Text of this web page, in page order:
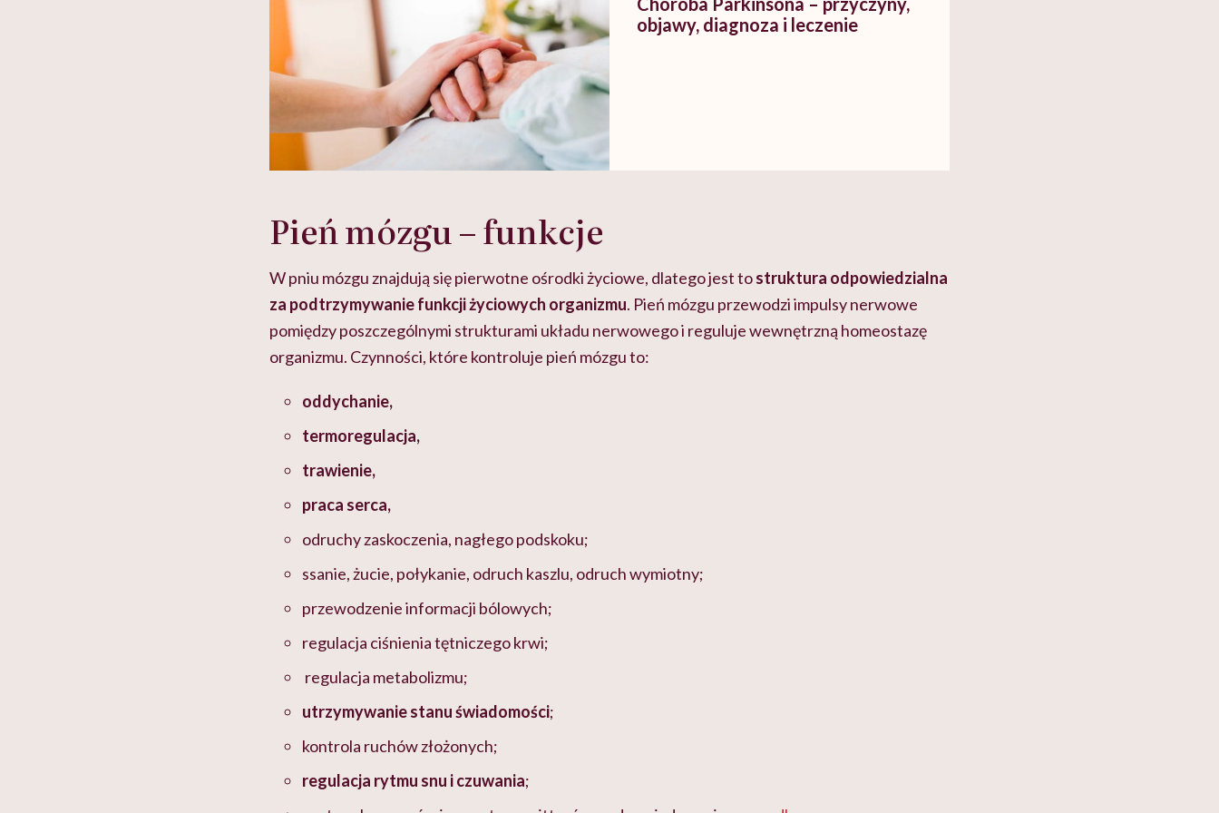
objawy, diagnoza i leczenie
Pień mózgu – funkcje
W pniu mózgu znajdują się pierwotne ośrodki życiowe, dlatego jest tostruktura odpowiedzialna
za podtrzymywanie funkcji życiowych organizmu. Pień mózgu przewodzi impulsy nerwowe
pomiędzy poszczególnymi strukturami układu nerwowego i reguluje wewnętrzną homeostazę
organizmu. Czynności, które kontroluje pień mózgu to:
oddychanie,
termoregulacja,
trawienie,
praca serca,
odruchy zaskoczenia, nagłego podskoku;
ssanie, żucie, połykanie, odruch kaszlu, odruch wymiotny;
przewodzenie informacji bólowych;
regulacja ciśnienia tętniczego krwi;
regulacja metabolizmu;
utrzymywanie stanu świadomości;
kontrola ruchów złożonych;
regulacja rytmu snu i czuwania;